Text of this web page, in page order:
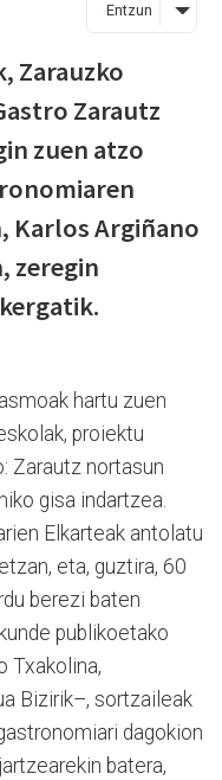
Entzun
Zarauzko
Zarautz
zuen atzo
Karlos Argiñano
zeregin
hartu zuen
proiektu
Zarautz nortasun
gisa indartzea.
Elkarteak antolatu
eta, guztira, 60
berezi baten
publikoetako
Txakolina,
Bizirik–, sortzaileak
dagokion
batera,